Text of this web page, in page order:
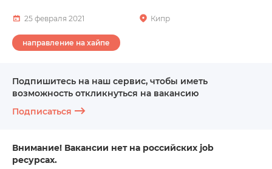
25 февраля 2021 Кипр
направление на хайпе
Подпишитесь на наш сервис, чтобы иметь
возможность откликнуться на вакансию
Подписаться
Внимание! Вакансии нет на российских job
ресурсах.